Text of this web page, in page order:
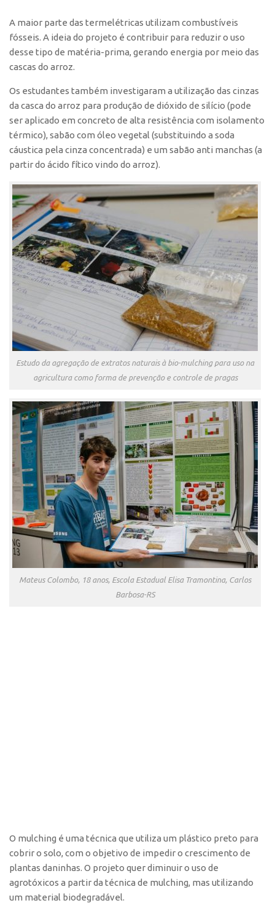
A maior parte das termelétricas utilizam combustíveis
fósseis. A ideia do projeto é contribuir para reduzir o uso
desse tipo de matéria-prima, gerando energia por meio das
cascas do arroz.
Os estudantes também investigaram a utilização das cinzas
da casca do arroz para produção de dióxido de silício (pode
ser aplicado em concreto de alta resistência com isolamento
térmico), sabão com óleo vegetal (substituindo a soda
cáustica pela cinza concentrada) e um sabão anti manchas (a
partir do ácido fítico vindo do arroz).
Estudo da agregação de extratos naturais à bio-mulching para uso na
agricultura como forma de prevenção e controle de pragas
Mateus Colombo, 18 anos, Escola Estadual Elisa Tramontina, Carlos
Barbosa-RS
O mulching é uma técnica que utiliza um plástico preto para
cobrir o solo, com o objetivo de impedir o crescimento de
plantas daninhas. O projeto quer diminuir o uso de
agrotóxicos a partir da técnica de mulching, mas utilizando
um material biodegradável.